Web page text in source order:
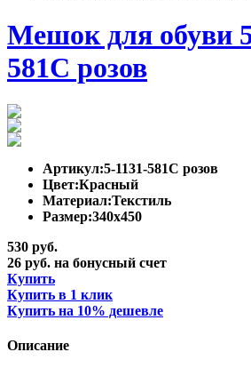
Мешок для обуви
581С розов
Артикул:5-1131-581С розов
Цвет:Красный
Материал:Текстиль
Размер:340x450
530 руб.
26 руб. на бонусный счет
Купить
Купить в 1 клик
Купить на 10% дешевле
Описание